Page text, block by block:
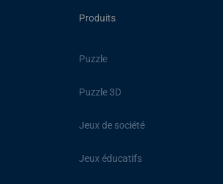
Produits
Puzzle
Puzzle 3D
Jeux de société
Jeux éducatifs